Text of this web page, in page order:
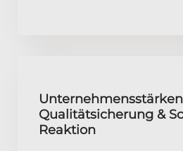
Qualitätsicherung &
Reaktion